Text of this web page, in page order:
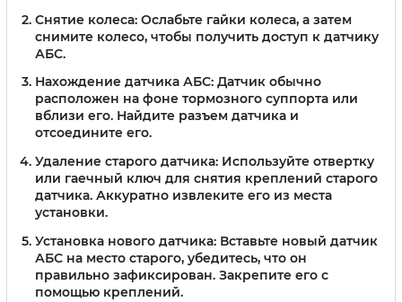
Снятие колеса: Ослабьте гайки колеса, а затем
снимите колесо, чтобы получить доступ к датчику
АБС.
Нахождение датчика АБС: Датчик обычно
расположен на фоне тормозного суппорта или
вблизи его. Найдите разъем датчика и
отсоедините его.
Удаление старого датчика: Используйте отвертку
или гаечный ключ для снятия креплений старого
датчика. Аккуратно извлеките его из места
установки.
Установка нового датчика: Вставьте новый датчик
АБС на место старого, убедитесь, что он
правильно зафиксирован. Закрепите его с
помощью креплений.